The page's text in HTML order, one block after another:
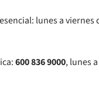
lunes a viernes
600 836 9000, lunes